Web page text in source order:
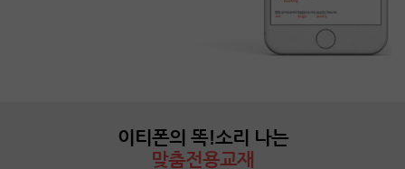
이티폰의 똑!소리 나는
맞춤전용교재